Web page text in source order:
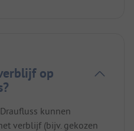
op
kunnen
verblijf (bijv. gekozen